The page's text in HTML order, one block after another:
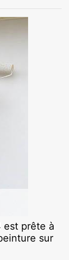
est prête à
sur